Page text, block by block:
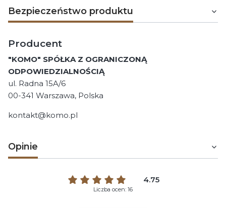
Bezpieczeństwo produktu
Producent
"KOMO" SPÓŁKA Z OGRANICZONĄ
ODPOWIEDZIALNOŚCIĄ
ul. Radna 15A/6
00-341 Warszawa, Polska
kontakt@komo.pl
Opinie
4.75
Liczba ocen: 16